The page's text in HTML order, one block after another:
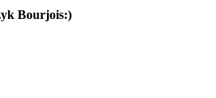
Bourjois:)